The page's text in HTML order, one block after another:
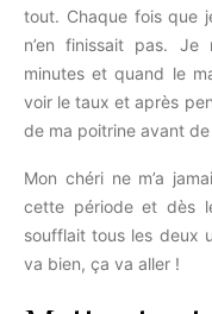
tout. Chaque fois que
n’en finissait pas. Je
minutes et quand le
voir le taux et après
de ma poitrine avant
Mon chéri ne m’a
cette période et dès
soufflait tous les deux
va bien, ça va aller !